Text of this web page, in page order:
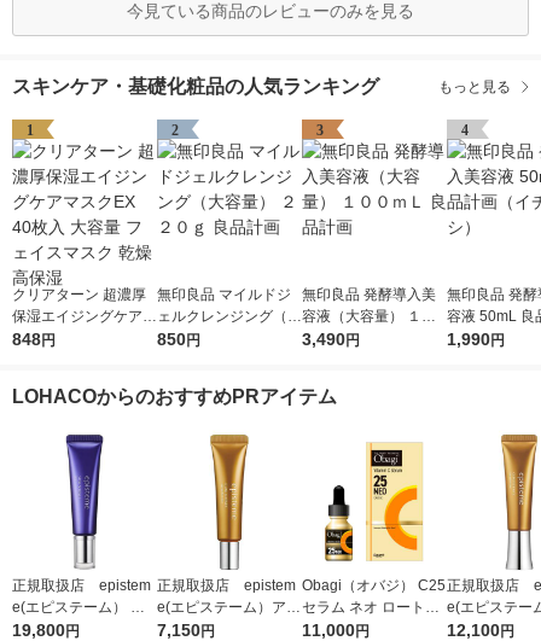
今見ている商品のレビューのみを見る
スキンケア・基礎化粧品の人気ランキング もっと見る
1
クリアターン 超濃厚
保湿エイジングケアマ
スクEX 40枚入 大容量
848円
2
無印良品 マイルドジ
ェルクレンジング（大
容量） ２２０ｇ 良品
850円
3
無印良品 発酵導入美
容液（大容量） １０
０ｍＬ 良品計画
3,490円
4
無印良品 発酵
容液 50mL 良
（イチオシ）
1,990円
LOHACOからのおすすめPRアイテム
正規取扱店 epistem
e(エピステーム） ス
テムサイエンスアイ 1
19,800円
正規取扱店 epistem
e(エピステーム）アイ
パーフェクトショット
7,150円
Obagi（オバジ） C25
セラム ネオ ロート製
薬
11,000円
正規取扱店
e(エピステー
パーフェクト
12,100円